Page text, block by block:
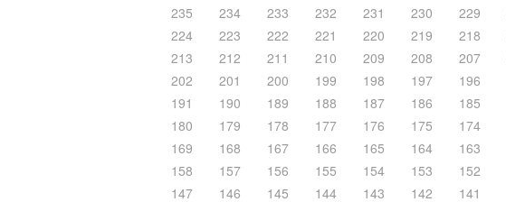
235
234 233 232 231 230 229
224
223 222 221 220 219 218
213
212 211 210 209 208 207
202
201 200 199 198 197 196
191
190 189 188 187 186 185
180
179 178 177 176 175 174
169
168 167 166 165 164 163
158
157 156 155 154 153 152
147
146 145 144 143 142 141